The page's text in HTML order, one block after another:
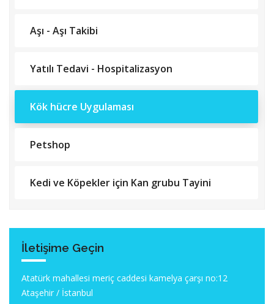
Aşı - Aşı Takibi
Yatılı Tedavi - Hospitalizasyon
Kök hücre Uygulaması
Petshop
Kedi ve Köpekler için Kan grubu Tayini
İletişime Geçin
Atatürk mahallesi meriç caddesi kamelya çarşı no:12
Ataşehir / İstanbul